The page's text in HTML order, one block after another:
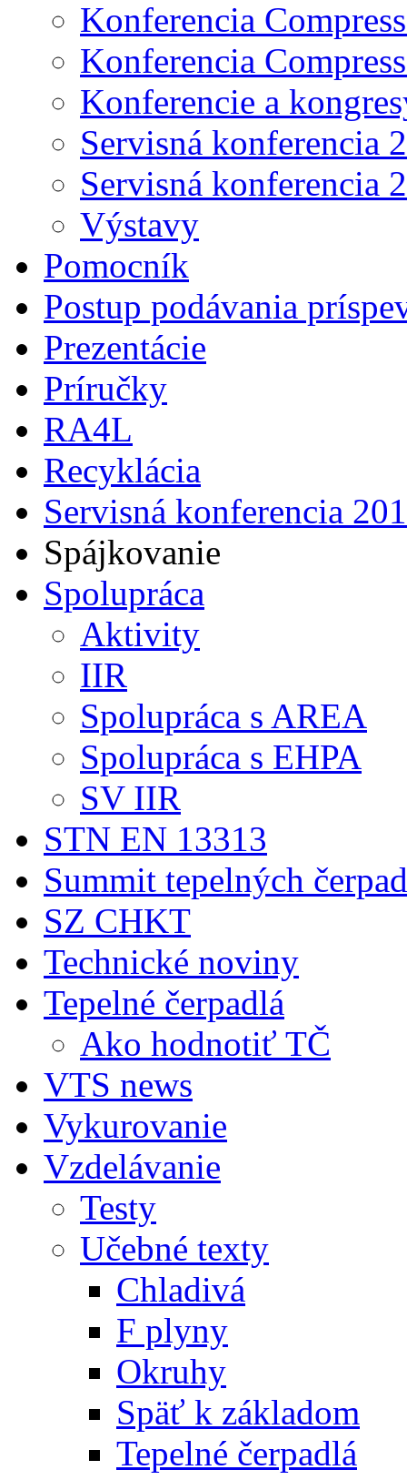
Konferencia
Konferencia
Konferencie a
Servisná konferencia
Servisná konferencia
Výstavy
Pomocník
Postup podávania
Prezentácie
Príručky
RA4L
Recyklácia
Servisná konferencia
Spájkovanie
Spolupráca
Aktivity
IIR
Spolupráca s AREA
Spolupráca s EHPA
SV IIR
STN EN 13313
Summit tepelných
SZ CHKT
Technické noviny
Tepelné čerpadlá
Ako hodnotiť TČ
VTS news
Vykurovanie
Vzdelávanie
Testy
Učebné texty
Chladivá
F plyny
Okruhy
Späť k základom
Tepelné čerpadlá